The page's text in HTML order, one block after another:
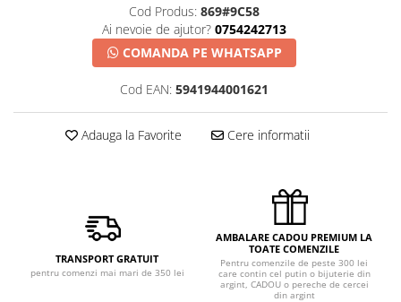
Cod Produs: 869#9C58
Ai nevoie de ajutor? 0754242713
COMANDA PE WHATSAPP
Cod EAN: 5941944001621
Adauga la Favorite Cere informatii
TRANSPORT GRATUIT
pentru comenzi mai mari de 350 lei
AMBALARE CADOU PREMIUM LA
TOATE COMENZILE
Pentru comenzile de peste 300 lei
care contin cel putin o bijuterie din
argint, CADOU o pereche de cercei
din argint